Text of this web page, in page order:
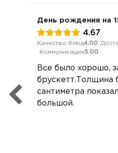
День рождения на
4.67
Качество блюд4.00
Коммуникация5.00
Все было хорошо,
брускетт.Толщина
сантиметра
большой.